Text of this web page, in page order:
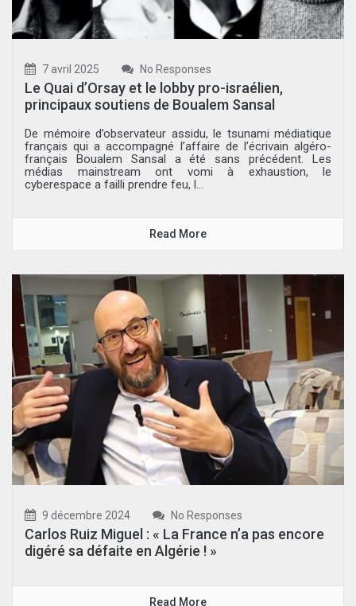
7 avril 2025 No Responses
Le Quai d’Orsay et le lobby pro-israélien,
principaux soutiens de Boualem Sansal
De mémoire d’observateur assidu, le tsunami médiatique
français qui a accompagné l’affaire de l’écrivain algéro-
français Boualem Sansal a été sans précédent. Les
médias mainstream ont vomi à exhaustion, le
cyberespace a failli prendre feu, l...
Read More
9 décembre 2024 No Responses
Carlos Ruiz Miguel : « La France n’a pas encore
digéré sa défaite en Algérie ! »
Read More